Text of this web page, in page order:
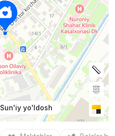
Sun'iy yo'ldosh